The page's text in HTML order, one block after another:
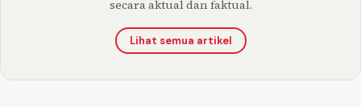
secara aktual dan faktual.
Lihat semua artikel